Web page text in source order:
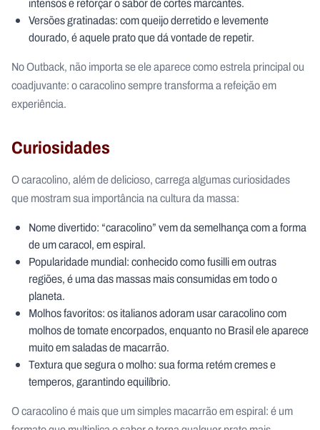
Versões gratinadas: com queijo derretido e levemente
dourado, é aquele prato que dá vontade de repetir.
No Outback, não importa se ele aparece como estrela principal ou
coadjuvante: o caracolino sempre transforma a refeição em
experiência.
Curiosidades
O caracolino, além de delicioso, carrega algumas curiosidades
que mostram sua importância na cultura da massa:
Nome divertido: “caracolino” vem da semelhança com a forma
de um caracol, em espiral.
Popularidade mundial: conhecido como fusilli em outras
regiões, é uma das massas mais consumidas em todo o
planeta.
Molhos favoritos: os italianos adoram usar caracolino com
molhos de tomate encorpados, enquanto no Brasil ele aparece
muito em saladas de macarrão.
Textura que segura o molho: sua forma retém cremes e
temperos, garantindo equilíbrio.
O caracolino é mais que um simples macarrão em espiral: é um